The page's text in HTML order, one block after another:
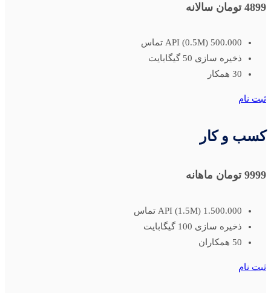
4899 تومان سالانه
500.000 (0.5M) API تماس
ذخیره سازی 50 گیگابایت
30 همکار
ثبت نام
کسب و کار
9999 تومان ماهانه
1.500.000 (1.5M) API تماس
ذخیره سازی 100 گیگابایت
50 همکاران
ثبت نام